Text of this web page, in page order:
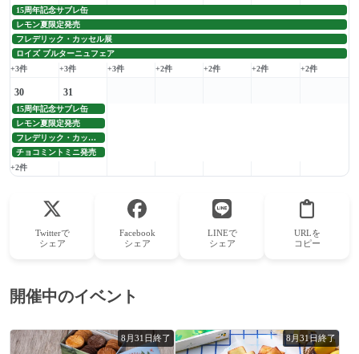
15周年記念サブレ缶
レモン夏限定発売
フレデリック・カッセル展
ロイズ ブルターニュフェア
+3件
+3件 +3件 +2件 +2件 +2件 +2件
30 31
15周年記念サブレ缶
レモン夏限定発売
フレデリック・カッセル展
チョコミントミニ発売
+2件
Twitterで
シェア
Facebook
シェア
LINEで
シェア
URLを
コピー
開催中のイベント
8月31日終了 8月31日終了